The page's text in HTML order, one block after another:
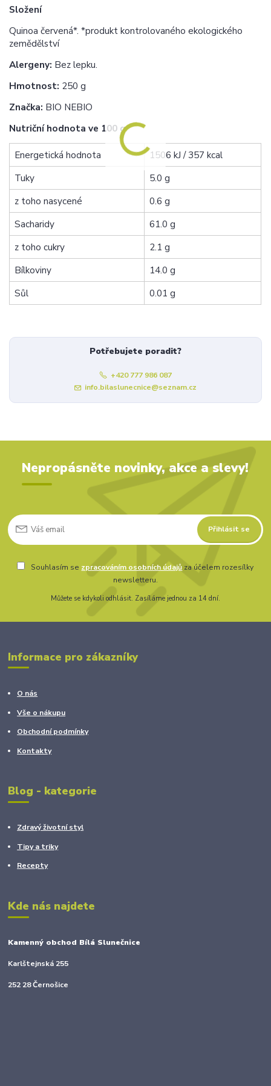
Složení
Quinoa červená*. *produkt kontrolovaného ekologického
zemědělství
Alergeny: Bez lepku.
Hmotnost: 250 g
Značka: BIO NEBIO
Nutriční hodnota ve 100 g
Energetická hodnota
1506 kJ / 357 kcal
Tuky
5.0 g
z toho nasycené
0.6 g
Sacharidy
61.0 g
z toho cukry
2.1 g
Bílkoviny
14.0 g
Sůl
0.01 g
Potřebujete poradit?
+420 777 986 087
info.bilaslunecnice@seznam.cz
Nepropásněte novinky, akce a slevy!
Přihlásit se
Souhlasím se zpracováním osobních údajů za účelem rozesílky
newsletteru.
Můžete se kdykoli odhlásit. Zasíláme jednou za 14 dní.
Informace pro zákazníky
O nás
Vše o nákupu
Obchodní podmínky
Kontakty
Blog - kategorie
Zdravý životní styl
Tipy a triky
Recepty
Kde nás najdete
Kamenný obchod Bílá Slunečnice
Karlštejnská 255
252 28 Černošice